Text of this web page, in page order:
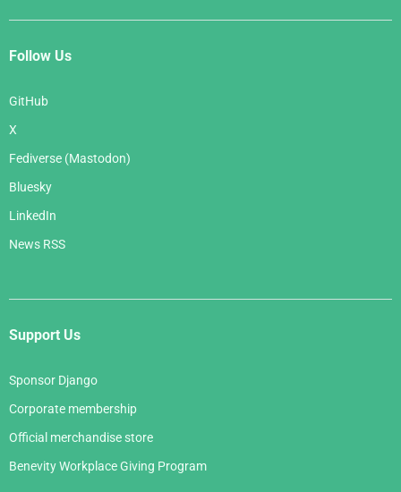
Follow Us
GitHub
X
Fediverse (Mastodon)
Bluesky
LinkedIn
News RSS
Support Us
Sponsor Django
Corporate membership
Official merchandise store
Benevity Workplace Giving Program